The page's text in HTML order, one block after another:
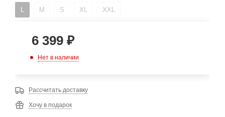
L
M S XL XXL
6 399 ₽
Нет в наличии
Рассчитать доставку
Хочу в подарок